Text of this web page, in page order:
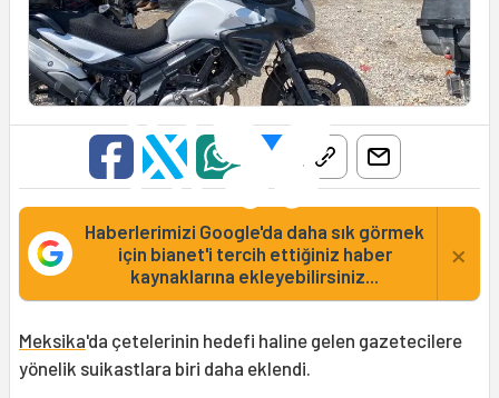
Haberlerimizi Google'da daha sık görmek
için bianet'i tercih ettiğiniz haber
kaynaklarına ekleyebilirsiniz...
×
Meksika'da çetelerinin hedefi haline gelen gazetecilere
yönelik suikastlara biri daha eklendi.